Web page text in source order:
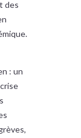
des
: un